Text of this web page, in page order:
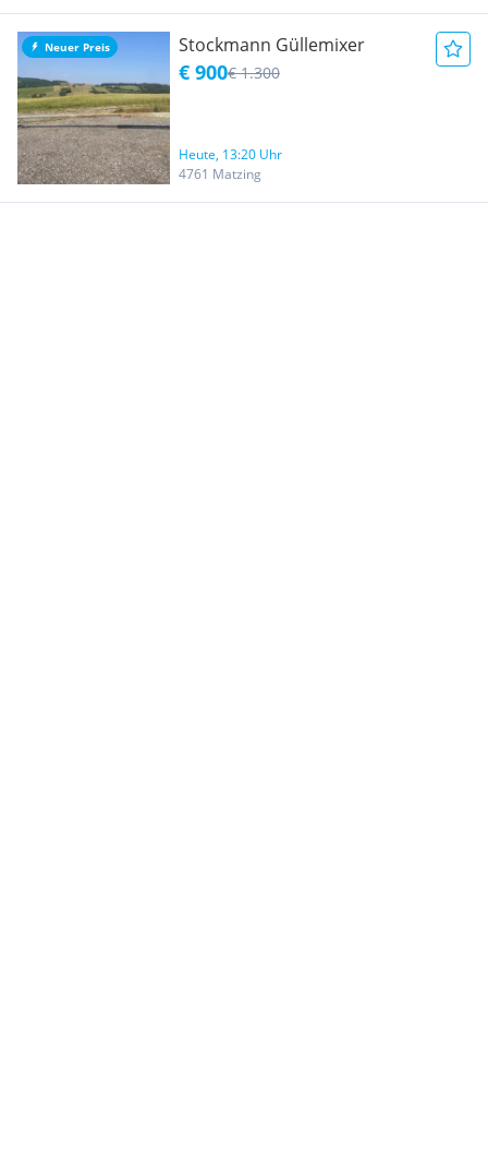
Neuer Preis Stockmann Güllemixer
€ 900€ 1.300
Heute, 13:20 Uhr
4761 Matzing